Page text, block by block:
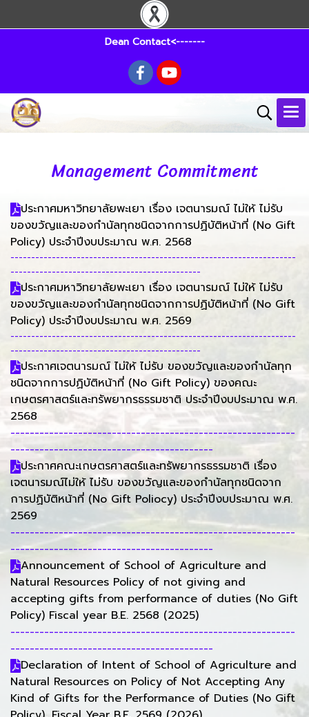
Dean Contact<-------
Management Commitment
ประกาศมหาวิทยาลัยพะเยา เรื่อง เจตนารมณ์ ไม่ให้ ไม่รับ
ของขวัญและของกำนัลทุกชนิดจากการปฏิบัติหน้าที่ (No Gift
Policy) ประจำปีงบประมาณ พ.ศ. 2568
---------------------------------------------------------------------
----------------------------------------------
ประกาศมหาวิทยาลัยพะเยา เรื่อง เจตนารมณ์ ไม่ให้ ไม่รับ
ของขวัญและของกำนัลทุกชนิดจากการปฏิบัติหน้าที่ (No Gift
Policy) ประจำปีงบประมาณ พ.ศ. 2569
---------------------------------------------------------------------
----------------------------------------------
ประกาศเจตนารมณ์ ไม่ให้ ไม่รับ ของขวัญและของกำนัลทุก
ชนิดจากการปฏิบัติหน้าที่ (No Gift Policy) ของคณะ
เกษตรศาสตร์และทรัพยากรธรรมชาติ ประจำปีงบประมาณ พ.ศ.
2568
-----------------------------------------------------------
------------------------------------------
ประกาศคณะเกษตรศาสตร์และทรัพยากรธรรมชาติ เรื่อง
เจตนารมณ์ไม่ให้ ไม่รับ ของขวัญและของกำนัลทุกชนิดจาก
การปฏิบัติหน้าที่ (No Gift Poliocy) ประจำปีงบประมาณ พ.ศ.
2569
-----------------------------------------------------------
------------------------------------------
Announcement of School of Agriculture and
Natural Resources Policy of not giving and
accepting gifts from performance of duties (No Gift
Policy) Fiscal year B.E. 2568 (2025)
-----------------------------------------------------------
------------------------------------------
Declaration of Intent of School of Agriculture and
Natural Resources on Policy of Not Accepting Any
Kind of Gifts for the Performance of Duties (No Gift